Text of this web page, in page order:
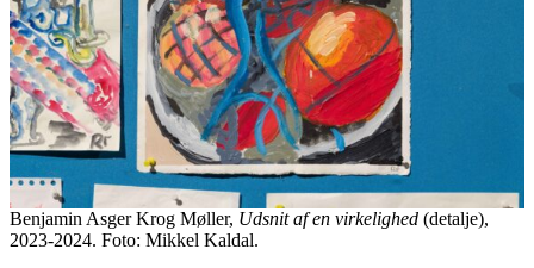
Benjamin Asger Krog Møller, Udsnit af en virkelighed (detalje),
2023-2024. Foto: Mikkel Kaldal.